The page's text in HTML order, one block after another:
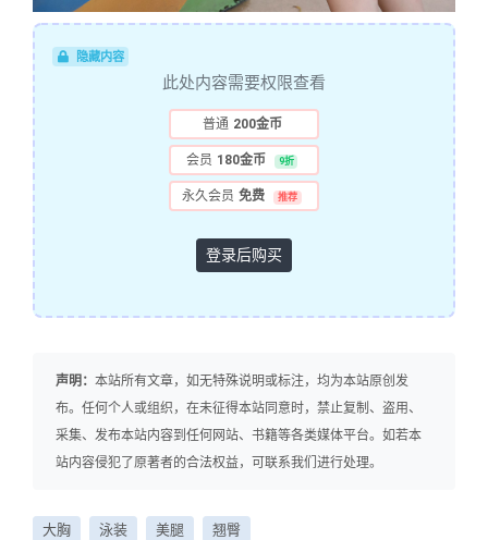
隐藏内容
此处内容需要权限查看
普通 200金币
会员 180金币 9折
永久会员 免费 推荐
登录后购买
声明： 本站所有文章，如无特殊说明或标注，均为本站原创发
布。任何个人或组织，在未征得本站同意时，禁止复制、盗用、
采集、发布本站内容到任何网站、书籍等各类媒体平台。如若本
站内容侵犯了原著者的合法权益，可联系我们进行处理。
大胸 泳装 美腿 翘臀